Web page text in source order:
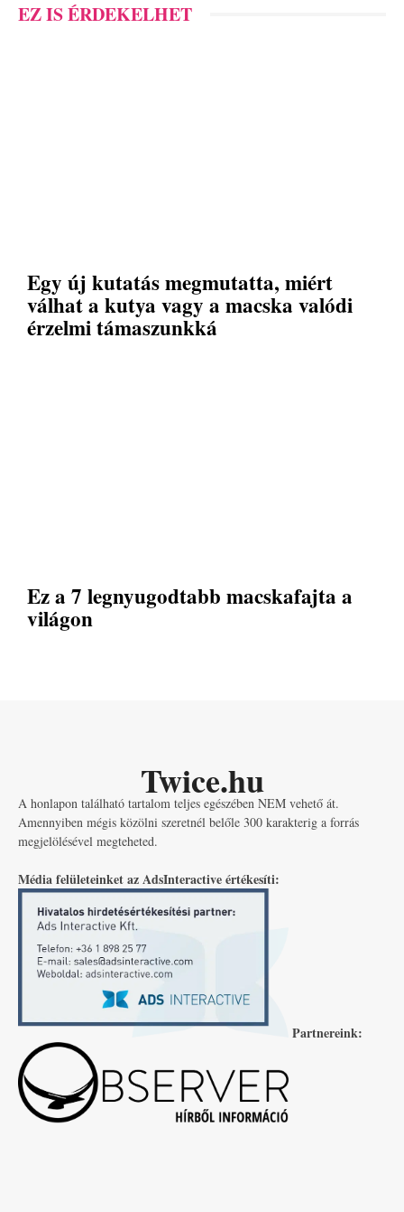
EZ IS ÉRDEKELHET
Egy új kutatás megmutatta, miért
válhat a kutya vagy a macska valódi
érzelmi támaszunkká
Ez a 7 legnyugodtabb macskafajta a
világon
Twice.hu
A honlapon található tartalom teljes egészében NEM vehető át.
Amennyiben mégis közölni szeretnél belőle 300 karakterig a forrás
megjelölésével megteheted.
Média felületeinket az AdsInteractive értékesíti:
Partnereink: